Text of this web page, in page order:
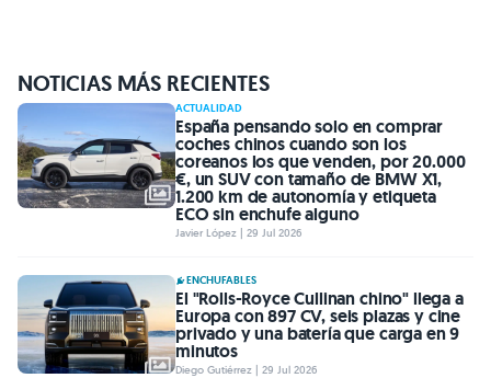
NOTICIAS MÁS RECIENTES
ACTUALIDAD
España pensando solo en comprar
coches chinos cuando son los
coreanos los que venden, por 20.000
€, un SUV con tamaño de BMW X1,
1.200 km de autonomía y etiqueta
ECO sin enchufe alguno
Javier López | 29 Jul 2026
ENCHUFABLES
El "Rolls-Royce Cullinan chino" llega a
Europa con 897 CV, seis plazas y cine
privado y una batería que carga en 9
minutos
Diego Gutiérrez | 29 Jul 2026